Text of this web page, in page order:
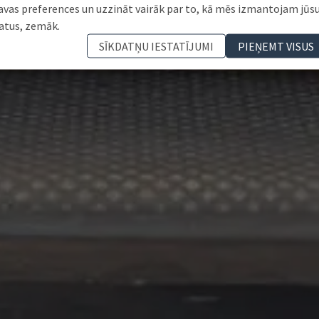
preferences un uzzināt vairāk par to, kā mēs izmantojam
zemāk.
SĪKDATŅU IESTATĪJUMI
PIEŅEMT VISUS